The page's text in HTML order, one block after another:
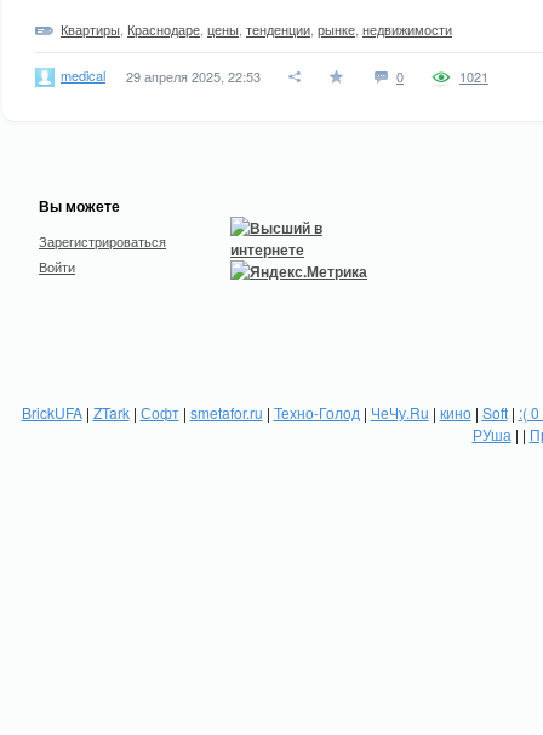
Квартиры Краснодаре цены тенденции рынке недвижимости
medical 29 апреля 2025, 22:53 0 1021
Вы можете
Зарегистрироваться
Войти
BrickUFA| ZTark| Софт| smetafor.ru | Техно-Голод | ЧеЧу.Ru | кино| Soft| :(
РУша | |